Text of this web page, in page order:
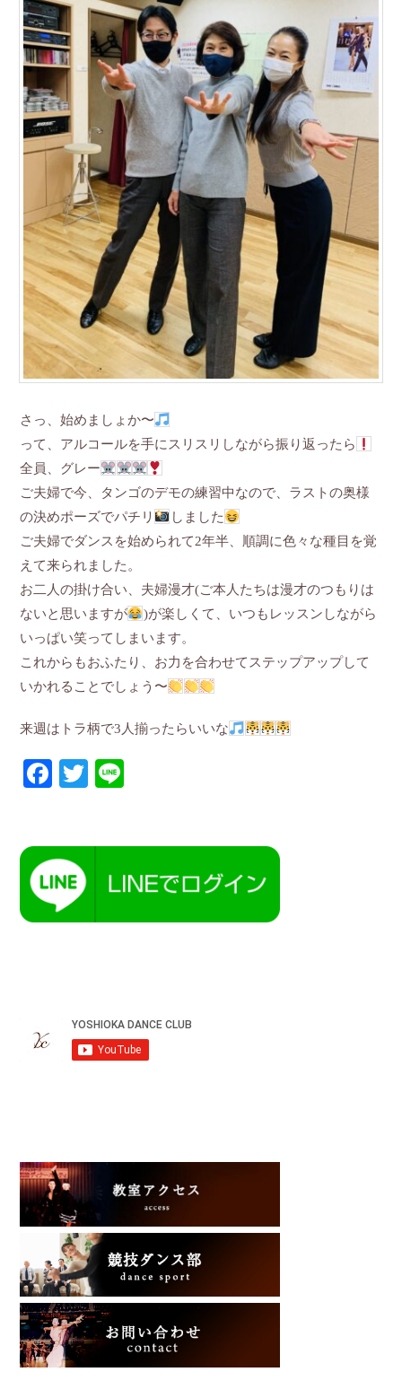
さっ、始めましょか〜
って、アルコールを手にスリスリしながら振り返ったら
全員、グレー
ご夫婦で今、タンゴのデモの練習中なので、ラストの奥様
の決めポーズでパチリ
しました
ご夫婦でダンスを始められて2年半、順調に色々な種目を覚
えて来られました。
お二人の掛け合い、夫婦漫才(ご本人たちは漫才のつもりは
ないと思いますが
)が楽しくて、いつもレッスンしながら
いっぱい笑ってしまいます。
これからもおふたり、お力を合わせてステップアップして
いかれることでしょう〜
来週はトラ柄で3人揃ったらいいな
Facebook
Twitter